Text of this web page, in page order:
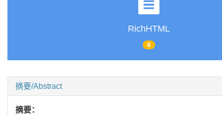
RichHTML
8
摘要/Abstract
摘要：